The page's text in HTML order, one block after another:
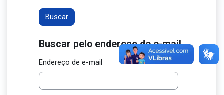
Buscar pelo endereço de e-mail
Buscar pelo endereço de e-mail
Endereço de e-mail